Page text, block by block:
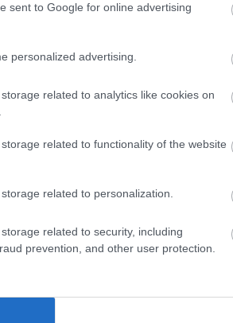
sent to Google for online advertising
personalized advertising.
related to analytics like cookies on
related to functionality of the website
related to personalization.
related to security, including
prevention, and other user protection.